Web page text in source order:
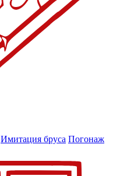
Имитация бруса Погонаж